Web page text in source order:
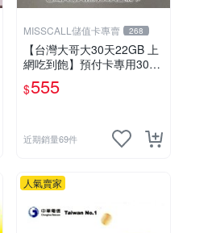
MISSCALL儲值卡專賣 268
【台灣大哥大30天22GB 上
網吃到飽】預付卡專用30天
上網補充卡/儲值卡．Intern
et OK 台哥大．OK499⚡Mis
$555
近期銷量69件
人氣賣家